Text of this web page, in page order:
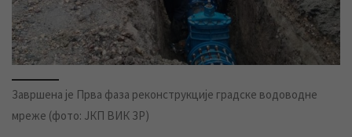
Завршена је Прва фаза реконструкције градске водоводне
мреже (фото: ЈКП ВИК ЗР)